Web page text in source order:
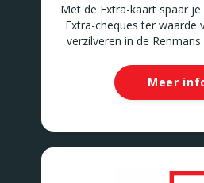
Met de Extra-kaart spaar
Extra-cheques ter waarde
verzilveren in de
Meer